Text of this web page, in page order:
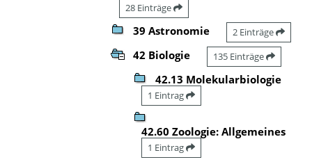
28 Einträge
39 Astronomie 2 Einträge
42 Biologie 135 Einträge
42.13 Molekularbiologie
1 Eintrag
42.60 Zoologie: Allgemeines
1 Eintrag